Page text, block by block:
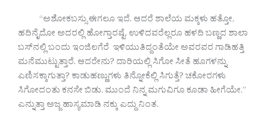
“ಅಶೋಕಬಸ್ಸು ಈಗಲೂ ಇದೆ. ಆದರೆ ಶಾಲೆಯ ಮಕ್ಕಳು ಹತ್ತೋ,
ಹದಿನೈದೋ ಅದರಲ್ಲಿ ಹೋಗ್ತಾರಷ್ಟೆ. ಉಳಿದವರೆಲ್ಲರೂ ಹಳದಿ ಬಣ್ಣದ ಶಾಲಾ
ಬಸ್‌ನಲ್ಲಿ ಬಂದು ಇಂಜಿಲಗೆರೆ ಇಳಿಯುತಿದ್ದಂತೆಯೇ ಅವರವರ ಗಾಡಿಹತ್ತಿ
ಮನೆಮುಟ್ಟುತ್ತಾರೆ. ಆದರೇನು? ದಾರಿಯಲ್ಲಿ ಸಿಗೋ ಸೀತೆ ಹೂಗಳನ್ನು
ಎಣಿಸಕ್ಕಾಗುತ್ತಾ? ಕಾಡುಹಣ್ಣುಗಳು ತಿನ್ನೋಕೆಲ್ಲಿ ಸಿಗುತ್ತೆ? ಚಕೋರಗಳು
ಸಿಗೋದಂತು ಕನಸೇ ಬಿಡು. ಮುಂದೆ ನಿನ್ನ ಮಗುವಿಗೂ ಕೂಡಾ ಹೀಗೆಯೇ.”
ಎನ್ನುತ್ತಾ ಅಜ್ಜ ಹಾಸ್ಯಮಾಡಿ ನಕ್ಕು ಎದ್ದು ನಿಂತ.